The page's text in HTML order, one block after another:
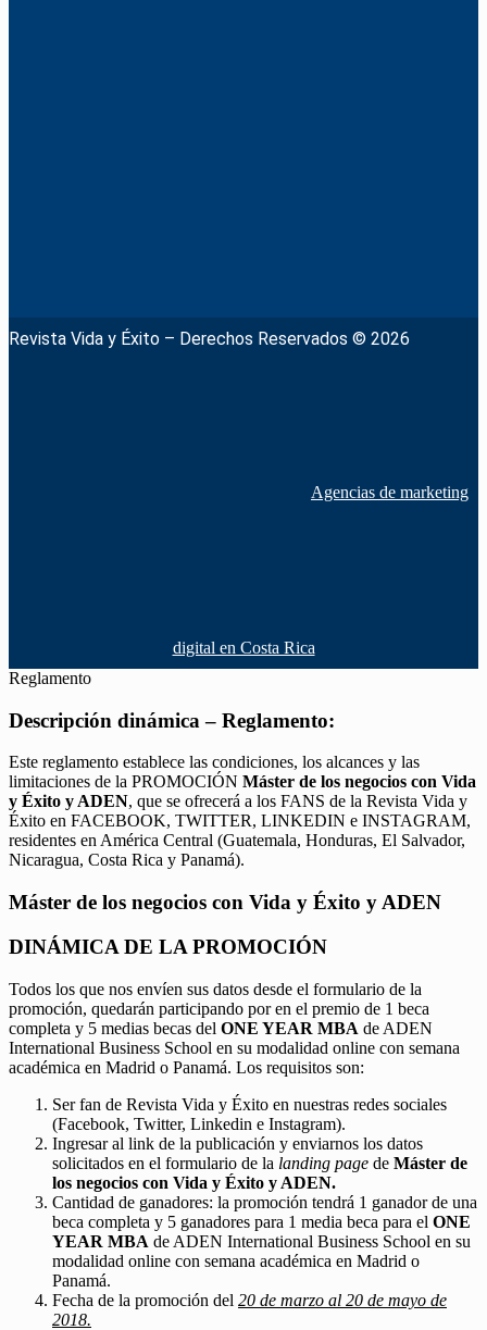
Revista Vida y Éxito – Derechos Reservados © 2026
Agencias de marketing
digital en Costa Rica
Reglamento
Descripción dinámica – Reglamento:
Este reglamento establece las condiciones, los alcances y las
limitaciones de la PROMOCIÓN Máster de los negocios con Vida
y Éxito y ADEN, que se ofrecerá a los FANS de la Revista Vida y
Éxito en FACEBOOK, TWITTER, LINKEDIN e INSTAGRAM,
residentes en América Central (Guatemala, Honduras, El Salvador,
Nicaragua, Costa Rica y Panamá).
Máster de los negocios con Vida y Éxito y ADEN
DINÁMICA DE LA PROMOCIÓN
Todos los que nos envíen sus datos desde el formulario de la
promoción, quedarán participando por en el premio de 1 beca
completa y 5 medias becas del ONE YEAR MBA de ADEN
International Business School en su modalidad online con semana
académica en Madrid o Panamá. Los requisitos son:
Ser fan de Revista Vida y Éxito en nuestras redes sociales
(Facebook, Twitter, Linkedin e Instagram).
Ingresar al link de la publicación y enviarnos los datos
solicitados en el formulario de la landing page de Máster de
los negocios con Vida y Éxito y ADEN.
Cantidad de ganadores: la promoción tendrá 1 ganador de una
beca completa y 5 ganadores para 1 media beca para el ONE
YEAR MBA de ADEN International Business School en su
modalidad online con semana académica en Madrid o
Panamá.
Fecha de la promoción del 20 de marzo al 20 de mayo de
2018.